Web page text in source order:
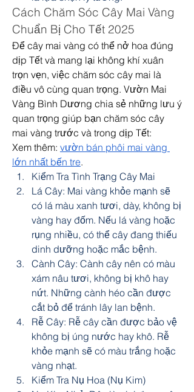
Cách Chăm Sóc Cây Mai Vàng
Chuẩn Bị Cho Tết 2025
Để cây mai vàng có thể nở hoa đúng
dịp Tết và mang lại không khí xuân
trọn vẹn, việc chăm sóc cây mai là
điều vô cùng quan trọng. Vườn Mai
Vàng Bình Dương chia sẻ những lưu ý
quan trọng giúp bạn chăm sóc cây
mai vàng trước và trong dịp Tết:
Xem thêm: vườn bán phôi mai vàng
lớn nhất bến tre.
Kiểm Tra Tình Trạng Cây Mai
Lá Cây: Mai vàng khỏe mạnh sẽ
có lá màu xanh tươi, dày, không bị
vàng hay đốm. Nếu lá vàng hoặc
rụng nhiều, có thể cây đang thiếu
dinh dưỡng hoặc mắc bệnh.
Cành Cây: Cành cây nên có màu
xám nâu tươi, không bị khô hay
nứt. Những cành héo cần được
cắt bỏ để tránh lây lan bệnh.
Rễ Cây: Rễ cây cần được bảo vệ
không bị úng nước hay khô. Rễ
khỏe mạnh sẽ có màu trắng hoặc
vàng nhạt.
Kiểm Tra Nụ Hoa (Nụ Kim)